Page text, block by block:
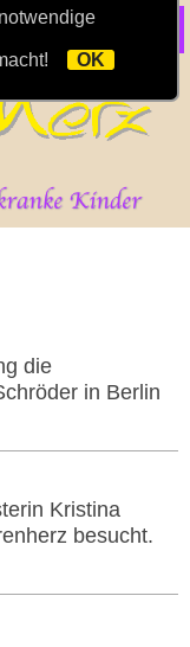
die
in Berlin
Kristina
besucht.
OK